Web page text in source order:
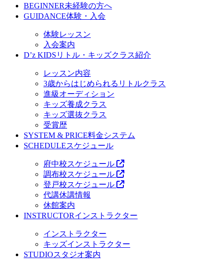
BEGINNER未経験の方へ
GUIDANCE体験・入会
体験レッスン
入会案内
D’z KIDS リトル・キッズクラス紹介
レッスン内容
3歳からはじめられるリトルクラス
進級オーディション
キッズ養成クラス
キッズ選抜クラス
受賞歴
SYSTEM & PRICE料金システム
SCHEDULEスケジュール
府中校スケジュール
調布校スケジュール
登戸校スケジュール
代講休講情報
休館案内
INSTRUCTORインストラクター
インストラクター
キッズインストラクター
STUDIOスタジオ案内